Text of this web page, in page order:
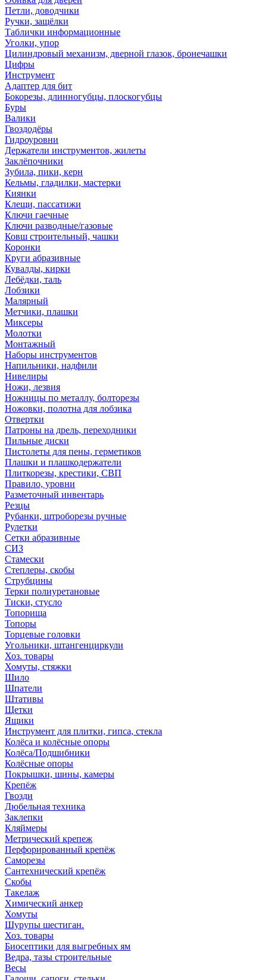
Петли, доводчики
Ручки, защёлки
Таблички информационные
Уголки, упор
Цилиндровый механизм, дверной глазок, бронечашки
Цифры
Инструмент
Адаптер для бит
Бокорезы, длинногубцы, плоскогубцы
Буры
Валики
Гвоздодёры
Гидроуровни
Держатели инструментов, жилеты
Заклёпочники
Зубила, пики, керн
Кельмы, гладилки, мастерки
Киянки
Клещи, пассатижи
Ключи гаечные
Ключи разводные/газовые
Ковш строительный, чашки
Коронки
Круги абразивные
Кувалды, кирки
Лебёдки, таль
Лобзики
Малярный
Метчики, плашки
Миксеры
Молотки
Монтажный
Наборы инструментов
Напильники, надфили
Нивелиры
Ножи, лезвия
Ножницы по металлу, болторезы
Ножовки, полотна для лобзика
Отвертки
Патроны на дрель, переходники
Пильные диски
Пистолеты для пены, герметиков
Плашки и плашкодержатели
Плиткорезы, крестики, СВП
Правило, уровни
Разметочный инвентарь
Резцы
Рубанки, штроборезы ручные
Рулетки
Сетки абразивные
СИЗ
Стамески
Степлеры, скобы
Струбцины
Терки полиуретановые
Тиски, стусло
Топорища
Топоры
Торцевые головки
Угольники, штангенциркули
Хоз. товары
Хомуты, стяжки
Шило
Шпатели
Штативы
Щетки
Ящики
Инструмент для плитки, гипса, стекла
Колёса и колёсные опоры
Колёса/Подшибники
Колёсные опоры
Покрышки, шины, камеры
Крепёж
Гвозди
Дюбельная техника
Заклепки
Кляймеры
Метрический крепеж
Перфорированный крепёж
Саморезы
Сантехнический крепёж
Скобы
Такелаж
Химический анкер
Хомуты
Шурупы шестиган.
Хоз. товары
Биосептики для выгребных ям
Ведра, тазы строительные
Весы